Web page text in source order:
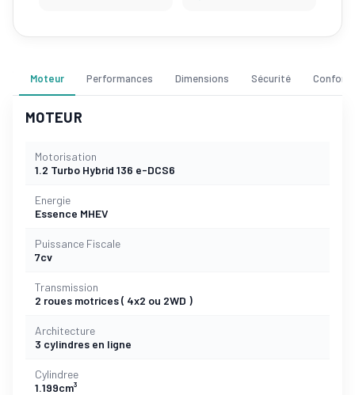
Moteur Performances Dimensions Sécurité Confort
MOTEUR
Motorisation
1.2 Turbo Hybrid 136 e-DCS6
Energie
Essence MHEV
Puissance Fiscale
7cv
Transmission
2 roues motrices ( 4x2 ou 2WD )
Architecture
3 cylindres en ligne
Cylindree
1.199cm³